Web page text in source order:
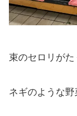
束のセロリがた
ネギのような野